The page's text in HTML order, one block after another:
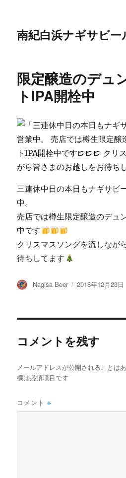
南紀白浜ナギサビー
限定醸造のデュ
トIPA開栓中
三連休中日の本日もナギサビ
中。
売店では樽生限定醸造のデュ
中です
クリスマスソングを流しなが
待ちしてます
投
Nagisa Beer
投
2018年12月23日
コメントを残す
メールアドレスが公開されることはあ
欄は必須項目です
コメント※